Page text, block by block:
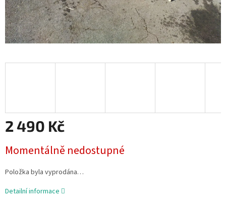
2 490 Kč
cena:
Momentálně nedostupné
Položka byla vyprodána…
Detailní informace